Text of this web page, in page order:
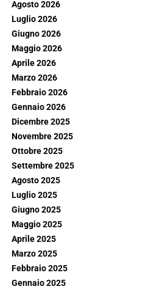
Agosto 2026
Luglio 2026
Giugno 2026
Maggio 2026
Aprile 2026
Marzo 2026
Febbraio 2026
Gennaio 2026
Dicembre 2025
Novembre 2025
Ottobre 2025
Settembre 2025
Agosto 2025
Luglio 2025
Giugno 2025
Maggio 2025
Aprile 2025
Marzo 2025
Febbraio 2025
Gennaio 2025